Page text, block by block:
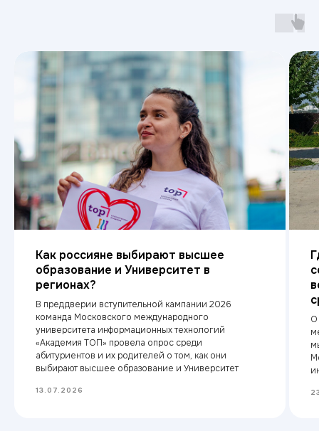
Как россияне выбирают высшее
образование и Университет в
регионах?
В преддверии вступительной кампании 2026
команда Московского международного
университета информационных технологий
«Академия ТОП» провела опрос среди
абитуриентов и их родителей о том, как они
выбирают высшее образование и Университет
13.07.2026
О
просвещения РФ
Эффективное
образование
Бренд года
2025
Свяжитесь с нами
8 (865) 256-84-58
stv@top-academy.ru
с 09:00 до 18:00 ежедневно
Хочу поступить